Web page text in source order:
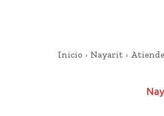
Inicio Nayarit